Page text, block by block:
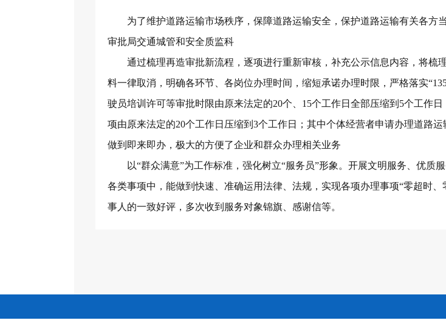
为了维护道路运输市场秩序，保障道路运输安全，保护道路运输有关各
审批局交通城管和安全质监科
通过梳理再造审批新流程，逐项进行重新审核，补充公示信息内容，将
料一律取消，明确各环节、各岗位办理时间，缩短承诺办理时限，严格落实
驶员培训许可等审批时限由原来法定的20个、15个工作日全部压缩到5个工作
项由原来法定的20个工作日压缩到3个工作日；其中个体经营者申请办理道路
做到即来即办，极大的方便了企业和群众办理相关业务
以“群众满意”为工作标准，强化树立“服务员”形象。开展文明服务、优质
各类事项中，能做到快速、准确运用法律、法规，实现各项办理事项“零超时
事人的一致好评，多次收到服务对象锦旗、感谢信等。